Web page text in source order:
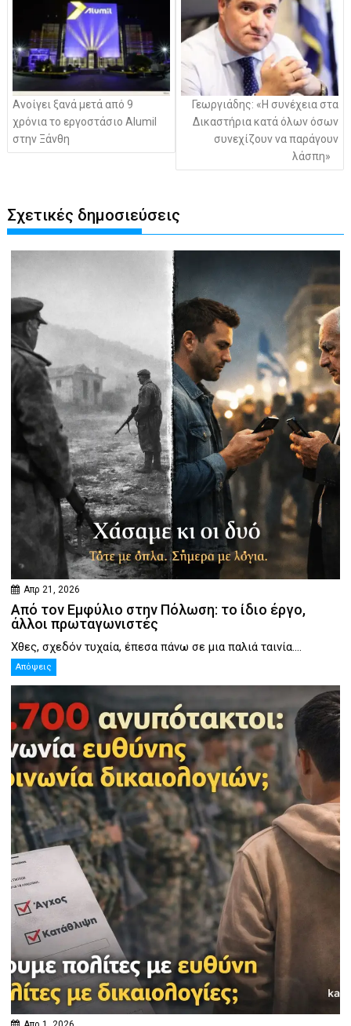
Ανοίγει ξανά μετά από 9
χρόνια το εργοστάσιο Alumil
στην Ξάνθη
Γεωργιάδης: «Η συνέχεια στα
Δικαστήρια κατά όλων όσων
συνεχίζουν να παράγουν
λάσπη»
Σχετικές δημοσιεύσεις
Απρ 21, 2026
Από τον Εμφύλιο στην Πόλωση: το ίδιο έργο,
άλλοι πρωταγωνιστές
Χθες, σχεδόν τυχαία, έπεσα πάνω σε μια παλιά ταινία....
Απόψεις